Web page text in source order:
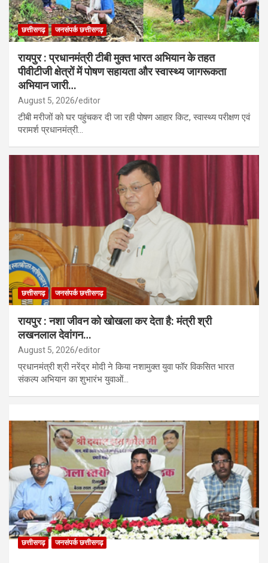
छत्तीसगढ़ जनसंपर्क छत्तीसगढ़
रायपुर : प्रधानमंत्री टीबी मुक्त भारत अभियान के तहत
पीवीटीजी क्षेत्रों में पोषण सहायता और स्वास्थ्य जागरूकता
अभियान जारी…
August 5, 2026 editor
टीबी मरीजों को घर पहुंचकर दी जा रही पोषण आहार किट, स्वास्थ्य परीक्षण एवं
परामर्श प्रधानमंत्री…
छत्तीसगढ़ जनसंपर्क छत्तीसगढ़
रायपुर : नशा जीवन को खोखला कर देता है: मंत्री श्री
लखनलाल देवांगन…
August 5, 2026 editor
प्रधानमंत्री श्री नरेंद्र मोदी ने किया नशामुक्त युवा फॉर विकसित भारत
संकल्प अभियान का शुभारंभ युवाओं…
छत्तीसगढ़ जनसंपर्क छत्तीसगढ़